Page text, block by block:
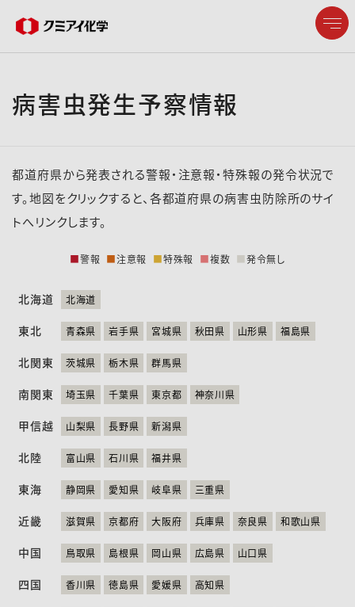
企業情報
研究開発
株主・投資家情報
採用情報
病害虫発生予察情報
都道府県から発表される警報・注意報・特殊報の発令状況で
す。地図をクリックすると、各都道府県の病害虫防除所のサイ
トへリンクします。
■警報 ■注意報 ■特殊報 ■複数 ■発令無し
北海道 北海道
東北 青森県 岩手県 宮城県 秋田県 山形県 福島県
北関東 茨城県 栃木県 群馬県
南関東 埼玉県 千葉県 東京都 神奈川県
甲信越 山梨県 長野県 新潟県
北陸 富山県 石川県 福井県
東海 静岡県 愛知県 岐阜県 三重県
近畿 滋賀県 京都府 大阪府 兵庫県 奈良県 和歌山県
中国 鳥取県 島根県 岡山県 広島県 山口県
四国 香川県 徳島県 愛媛県 高知県